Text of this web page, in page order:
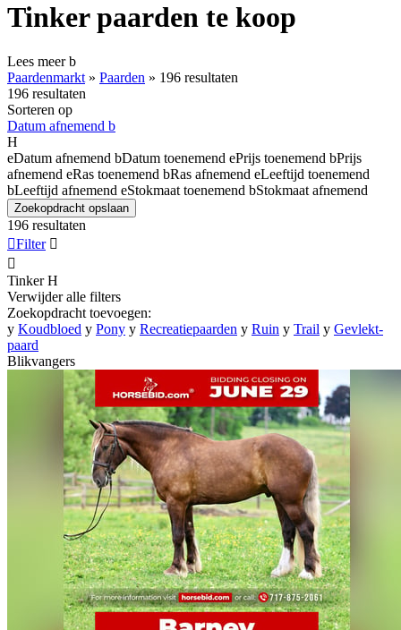
Tinker paarden te koop
Lees meerb
Paardenmarkt » Paarden » 196 resultaten
196 resultaten
Sorteren op
Datum afnemend b
H
eDatum afnemend bDatum toenemend ePrijs toenemend bPrijs
afnemend eRas toenemend bRas afnemend eLeeftijd toenemend
bLeeftijd afnemend eStokmaat toenemend bStokmaat afnemend
Zoekopdracht opslaan
196 resultaten
Filter 

Tinker H
Verwijder alle filters
Zoekopdracht toevoegen:
y Koudbloed y Pony y Recreatiepaarden y Ruin y Trail y Gevlekt-
paard
Blikvangers